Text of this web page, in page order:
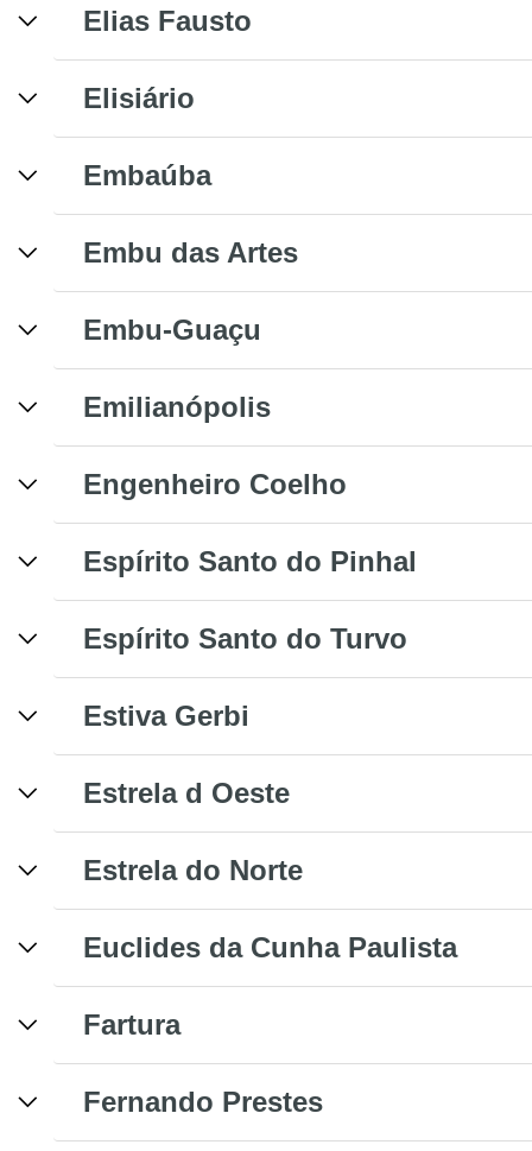
Elias Fausto
Elisiário
Embaúba
Embu das Artes
Embu-Guaçu
Emilianópolis
Engenheiro Coelho
Espírito Santo do Pinhal
Espírito Santo do Turvo
Estiva Gerbi
Estrela d Oeste
Estrela do Norte
Euclides da Cunha Paulista
Fartura
Fernando Prestes